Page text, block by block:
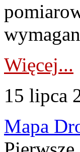
Więcej...
15 lipca
Mapa